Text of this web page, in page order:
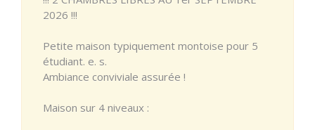
2026 !!!
Petite maison typiquement montoise pour 5
étudiant. e. s.
Ambiance conviviale assurée !
Maison sur 4 niveaux :